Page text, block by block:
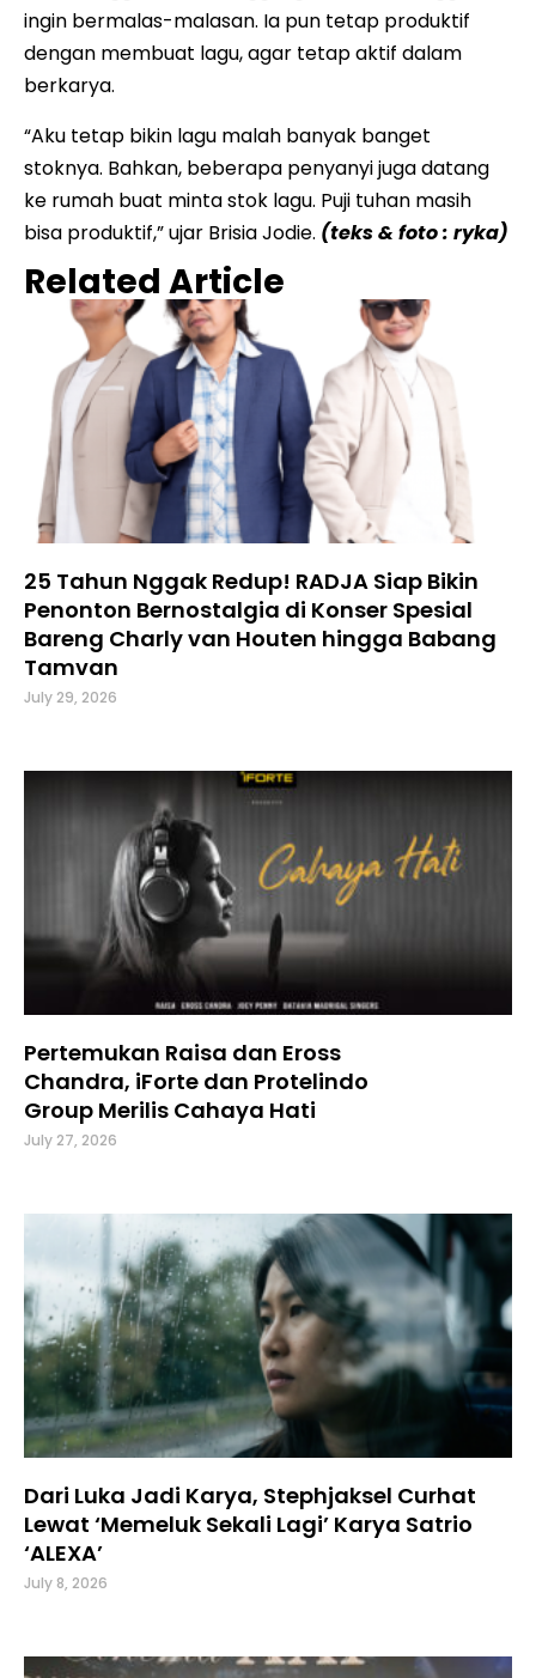
ingin bermalas-malasan. Ia pun tetap produktif
dengan membuat lagu, agar tetap aktif dalam
berkarya.
“Aku tetap bikin lagu malah banyak banget
stoknya. Bahkan, beberapa penyanyi juga datang
ke rumah buat minta stok lagu. Puji tuhan masih
bisa produktif,” ujar Brisia Jodie. (teks & foto : ryka)
Related Article
25 Tahun Nggak Redup! RADJA Siap Bikin
Penonton Bernostalgia di Konser Spesial
Bareng Charly van Houten hingga Babang
Tamvan
July 29, 2026
Pertemukan Raisa dan Eross
Chandra, iForte dan Protelindo
Group Merilis Cahaya Hati
July 27, 2026
Dari Luka Jadi Karya, Stephjaksel Curhat
Lewat ‘Memeluk Sekali Lagi’ Karya Satrio
‘ALEXA’
July 8, 2026